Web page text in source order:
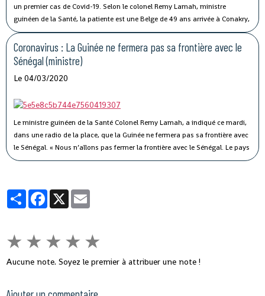
un premier cas de Covid-19. Selon le colonel Remy Lamah, ministre
guinéen de la Santé, la patiente est une Belge de 49 ans arrivée à Conakry,
il y a une semaine. « Elle a été conduite et isolée au Centre de traitement de
Nongo », a-t-il indiqué.
Coronavirus : La Guinée ne fermera pas sa frontière avec le
Sénégal (ministre)
Le 04/03/2020
Le ministre guinéen de la Santé Colonel Remy Lamah, a indiqué ce mardi,
dans une radio de la place, que la Guinée ne fermera pas sa frontière avec
le Sénégal. « Nous n’allons pas fermer la frontière avec le Sénégal. Le pays
est signataire du règlement sanitaire international. Ce n’est pas parce que
prises pour éviter ce virus en Guinée.
PartagerFacebook
X
★ ★ ★ ★ ★
Aucune note. Soyez le premier à attribuer une note !